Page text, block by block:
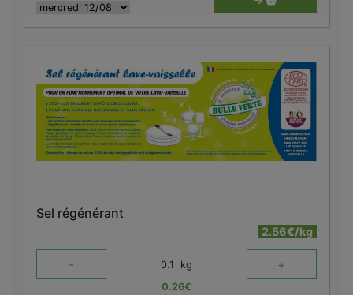
Sel régénérant
2.56€/kg
- 0.1 kg +
0.26€